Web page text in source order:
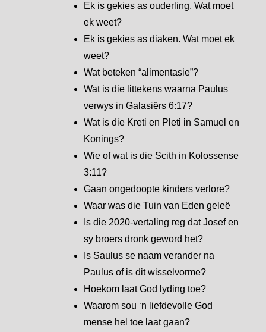
Ek is gekies as ouderling. Wat moet
ek weet?
Ek is gekies as diaken. Wat moet ek
weet?
Wat beteken “alimentasie”?
Wat is die littekens waarna Paulus
verwys in Galasiërs 6:17?
Wat is die Kreti en Pleti in Samuel en
Konings?
Wie of wat is die Scith in Kolossense
3:11?
Gaan ongedoopte kinders verlore?
Waar was die Tuin van Eden geleë
Is die 2020-vertaling reg dat Josef en
sy broers dronk geword het?
Is Saulus se naam verander na
Paulus of is dit wisselvorme?
Hoekom laat God lyding toe?
Waarom sou ‘n liefdevolle God
mense hel toe laat gaan?